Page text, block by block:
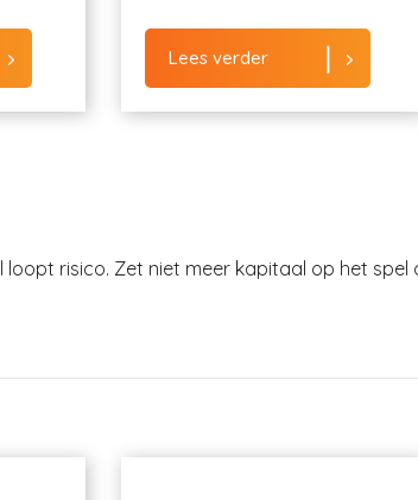
Lees verder
loopt risico. Zet niet meer kapitaal op het spel